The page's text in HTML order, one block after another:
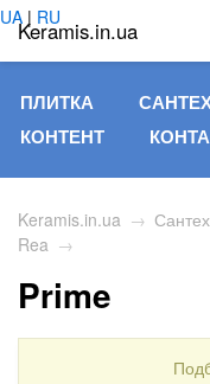
Keramis.in.ua
UA | RU
ПЛИТКА
КОНТЕНТ
Keramis.in.ua →
Rea →
Prime